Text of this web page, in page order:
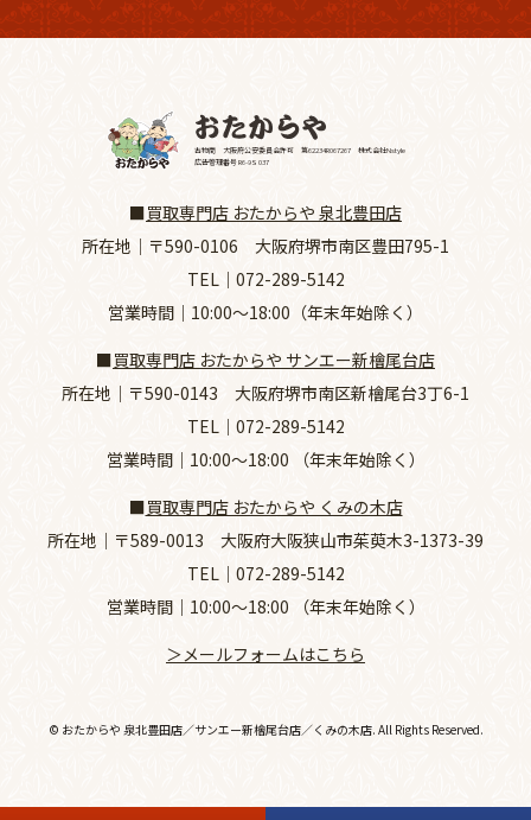
古物商 大阪府公安委員会許可 第62234R067267 株式会社Nstyle
広告管理番号 R6-9S 037
■買取専門店 おたからや 泉北豊田店
所在地｜ 〒590-0106 大阪府堺市南区豊田795-1
TEL｜ 072-289-5142
営業時間｜10:00～18:00（年末年始除く）
■買取専門店 おたからや サンエー新檜尾台店
所在地｜ 〒590-0143 大阪府堺市南区新檜尾台3丁6-1
TEL｜ 072-289-5142
営業時間｜10:00～18:00 （年末年始除く）
■買取専門店 おたからや くみの木店
所在地｜ 〒589-0013 大阪府大阪狭山市茱萸木3-1373-39
TEL｜ 072-289-5142
営業時間｜10:00～18:00 （年末年始除く）
＞メールフォームはこちら
© おたからや 泉北豊田店／サンエー新檜尾台店／くみの木店. All Rights Reserved.